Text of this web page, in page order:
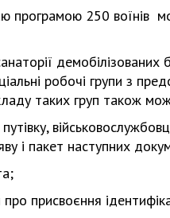
програмою 250 воїнів
демобілізованих
робочі групи з
таких груп також
і пакет наступних
про присвоєння